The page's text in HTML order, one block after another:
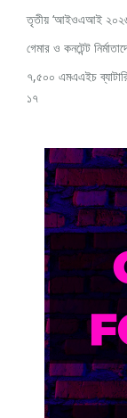
তৃতীয় ‘আইওএআই
গেমার ও কনটেন্ট
৭,৫০০ এমএএইচ
১৭